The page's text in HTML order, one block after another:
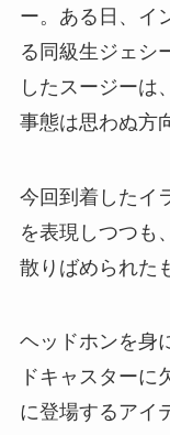
ー。ある日、イ
る同級生ジェシ
したスージーは
事態は思わぬ方
今回到着したイ
を表現しつつも
散りばめられた
ヘッドホンを身
ドキャスターに
に登場するアイ